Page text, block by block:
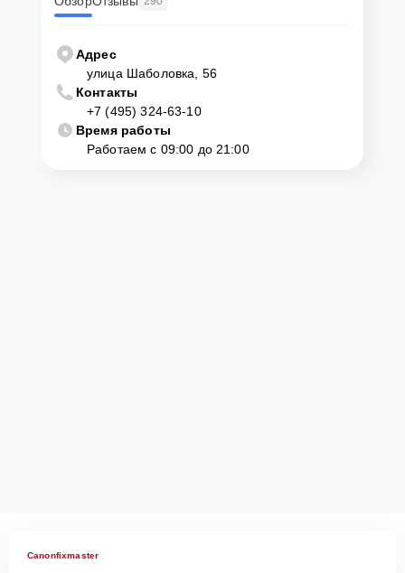
Адрес
улица Шаболовка, 56
Контакты
+7 (495) 324-63-10
Время работы
Работаем с 09:00 до 21:00
Canonfixmaster